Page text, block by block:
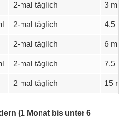
2-mal täglich 3 ml
2-mal täglich 4,5 ml
2-mal täglich 6 ml
2-mal täglich 7,5 ml
2-mal täglich 15 ml
(1 Monat bis unter 6